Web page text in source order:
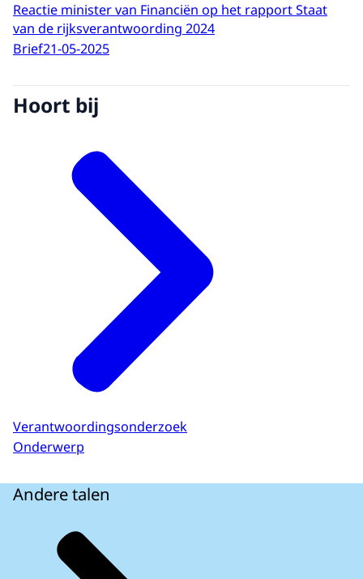
Reactie minister van Financiën op het rapport Staat
van de rijksverantwoording 2024
Brief21-05-2025
Hoort bij
Verantwoordingsonderzoek
Onderwerp
Andere talen